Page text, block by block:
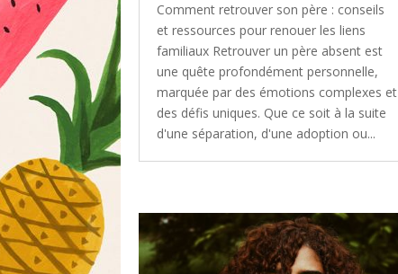
Comment retrouver son père : conseils
et ressources pour renouer les liens
familiaux Retrouver un père absent est
une quête profondément personnelle,
marquée par des émotions complexes et
des défis uniques. Que ce soit à la suite
d'une séparation, d'une adoption ou...